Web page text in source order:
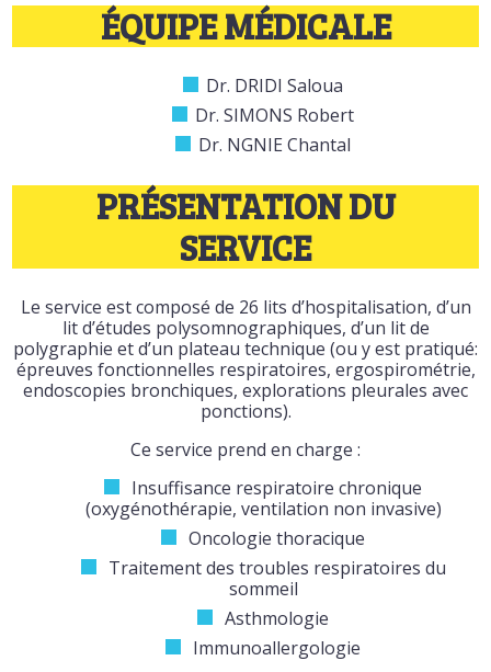
ÉQUIPE MÉDICALE
Dr. DRIDI Saloua
Dr. SIMONS Robert
Dr. NGNIE Chantal
PRÉSENTATION DU
SERVICE
Le service est composé de 26 lits d’hospitalisation, d’un
lit d’études polysomnographiques, d’un lit de
polygraphie et d’un plateau technique (ou y est pratiqué:
épreuves fonctionnelles respiratoires, ergospirométrie,
endoscopies bronchiques, explorations pleurales avec
ponctions).
Ce service prend en charge :
Insuffisance respiratoire chronique
(oxygénothérapie, ventilation non invasive)
Oncologie thoracique
Traitement des troubles respiratoires du
sommeil
Asthmologie
Immunoallergologie